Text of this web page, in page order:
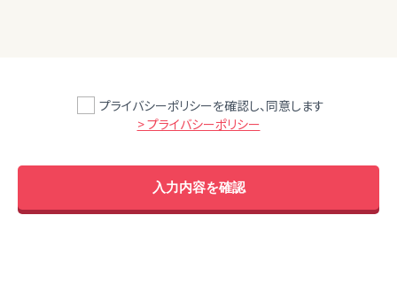
プライバシーポリシーを確認し、同意します
> プライバシーポリシー
入力内容を確認